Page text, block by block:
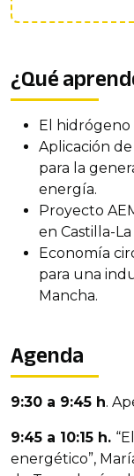
¿Qué
El
Aplicación
para la
energía.
Proyecto
en Castilla-
Economía
para una
Mancha.
Agenda
9:30 a 9:45 h.
9:45 a 10:15 h.
energético”,